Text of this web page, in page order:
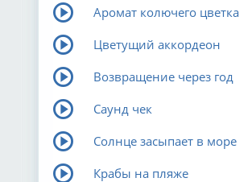
Аромат колючего цветка
Цветущий аккордеон
Возвращение через год
Саунд чек
Солнце засыпает в море
Крабы на пляже